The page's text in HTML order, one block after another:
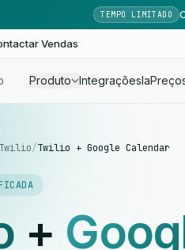
TEMPO LIMITADO
Vendas
Produto IntegraçõesIa
Twilio/Twilio + Google Calendar
+